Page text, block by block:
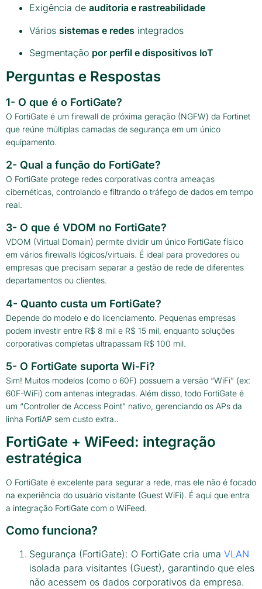
Exigência de auditoria e rastreabilidade
Vários sistemas e redes integrados
Segmentação por perfil e dispositivos IoT
Perguntas e Respostas
1- O que é o FortiGate?
O FortiGate é um firewall de próxima geração (NGFW) da Fortinet
que reúne múltiplas camadas de segurança em um único
equipamento.
2- Qual a função do FortiGate?
O FortiGate protege redes corporativas contra ameaças
cibernéticas, controlando e filtrando o tráfego de dados em tempo
real.
3- O que é VDOM no FortiGate?
VDOM (Virtual Domain) permite dividir um único FortiGate físico
em vários firewalls lógicos/virtuais. É ideal para provedores ou
empresas que precisam separar a gestão de rede de diferentes
departamentos ou clientes.
4- Quanto custa um FortiGate?
Depende do modelo e do licenciamento. Pequenas empresas
podem investir entre R$ 8 mil e R$ 15 mil, enquanto soluções
corporativas completas ultrapassam R$ 100 mil.
5- O FortiGate suporta Wi-Fi?
Sim! Muitos modelos (como o 60F) possuem a versão “WiFi” (ex:
60F-WiFi) com antenas integradas. Além disso, todo FortiGate é
um “Controller de Access Point” nativo, gerenciando os APs da
linha FortiAP sem custo extra..
FortiGate + WiFeed: integração
estratégica
O FortiGate é excelente para segurar a rede, mas ele não é focado
na experiência do usuário visitante (Guest WiFi). É aqui que entra
a integração FortiGate com o WiFeed.
Como funciona?
Segurança (FortiGate): O FortiGate cria uma VLAN
isolada para visitantes (Guest), garantindo que eles
não acessem os dados corporativos da empresa.